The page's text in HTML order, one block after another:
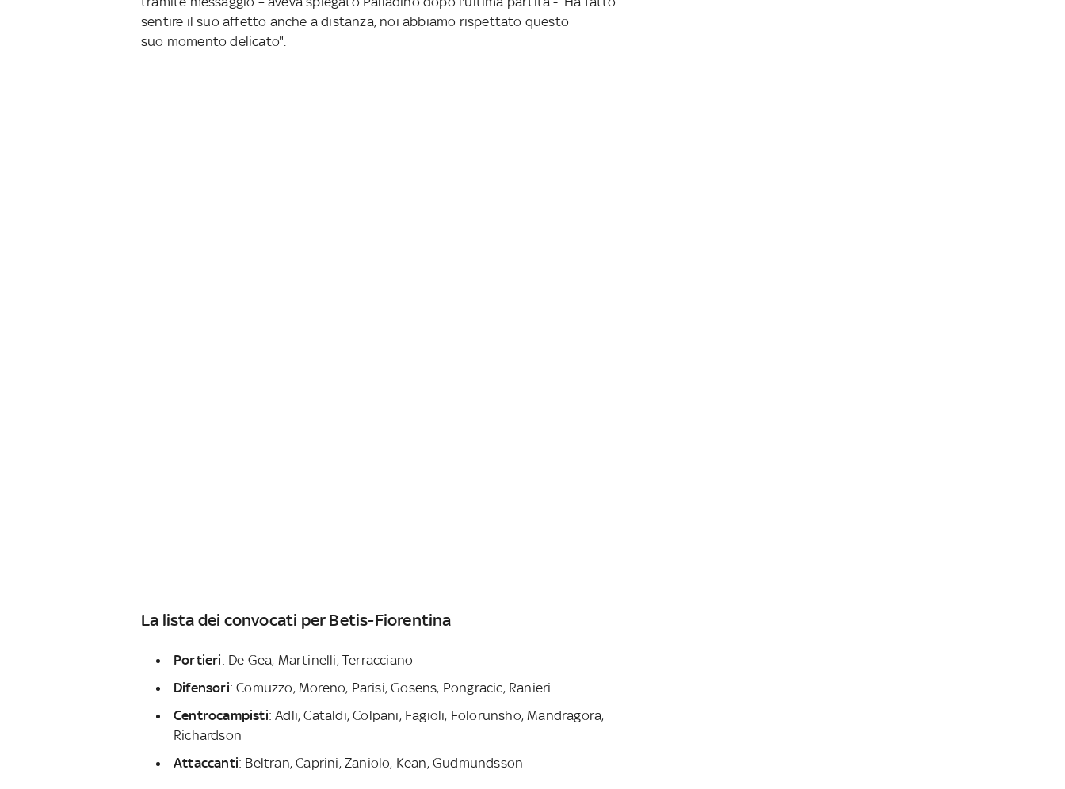
sentire il suo affetto anche a distanza, noi abbiamo rispettato questo
suo momento delicato".
La lista dei convocati per Betis-Fiorentina
Portieri: De Gea, Martinelli, Terracciano
Difensori: Comuzzo, Moreno, Parisi, Gosens, Pongracic, Ranieri
Centrocampisti: Adli, Cataldi, Colpani, Fagioli, Folorunsho, Mandragora,
Richardson
Attaccanti: Beltran, Caprini, Zaniolo, Kean, Gudmundsson